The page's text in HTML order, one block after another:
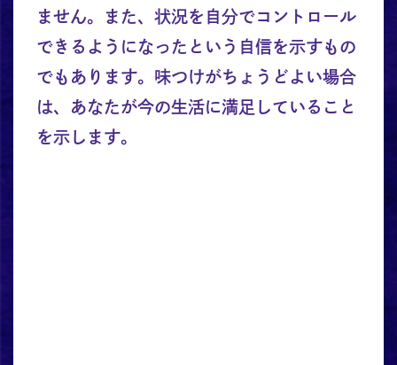
ません。また、状況を自分でコントロール
できるようになったという自信を示すもの
でもあります。味つけがちょうどよい場合
は、あなたが今の生活に満足していること
を示します。